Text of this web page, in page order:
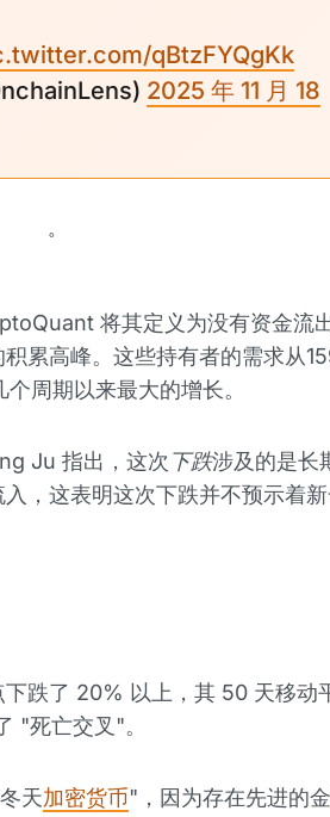
qBtzFYQgKk
2025 年 11 月 18
。
将其定义为没有资金流出
累高峰。这些持有者的需求从
周期以来最大的增长。
Ju 指出，这次 下跌涉及的是长
，这表明这次下跌并不预示着
跌了 20% 以上，其 50 天移动
"死亡交叉"。
天加密货币"，因为存在先进的